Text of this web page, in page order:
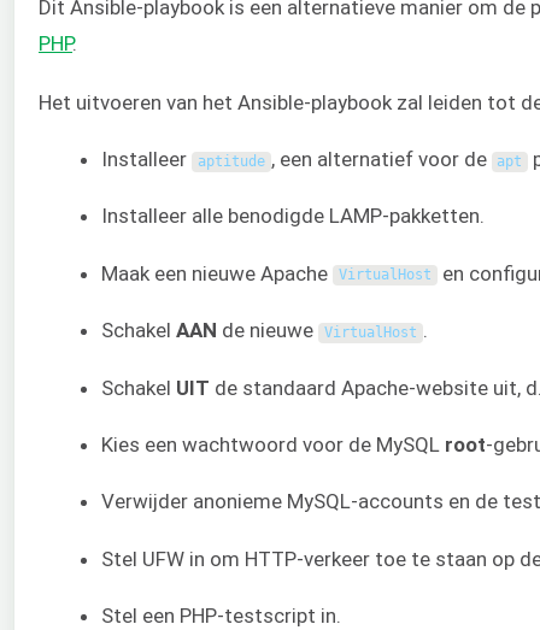
Dit Ansible-playbook is een alternatieve manier om
PHP.
Het uitvoeren van het Ansible-playbook zal leiden tot
Installeer aptitude , een alternatief voor de apt
Installeer alle benodigde LAMP-pakketten.
Maak een nieuwe Apache VirtualHost en
Schakel AAN de nieuwe VirtualHost .
Schakel UIT de standaard Apache-website uit,
Kies een wachtwoord voor de MySQL root-
Verwijder anonieme MySQL-accounts en de
Stel UFW in om HTTP-verkeer toe te staan op
Stel een PHP-testscript in.